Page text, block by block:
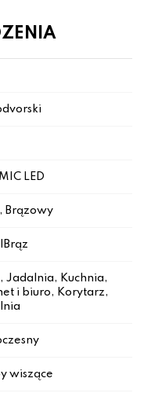
LED
Brązowy
Jadalnia, Kuchnia,
i biuro, Korytarz,
wiszące